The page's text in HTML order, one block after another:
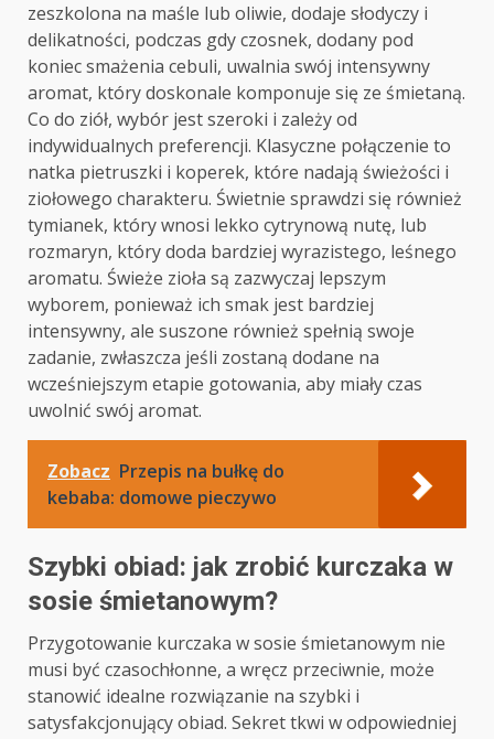
zeszkolona na maśle lub oliwie, dodaje słodyczy i
delikatności, podczas gdy czosnek, dodany pod
koniec smażenia cebuli, uwalnia swój intensywny
aromat, który doskonale komponuje się ze śmietaną.
Co do ziół, wybór jest szeroki i zależy od
indywidualnych preferencji. Klasyczne połączenie to
natka pietruszki i koperek, które nadają świeżości i
ziołowego charakteru. Świetnie sprawdzi się również
tymianek, który wnosi lekko cytrynową nutę, lub
rozmaryn, który doda bardziej wyrazistego, leśnego
aromatu. Świeże zioła są zazwyczaj lepszym
wyborem, ponieważ ich smak jest bardziej
intensywny, ale suszone również spełnią swoje
zadanie, zwłaszcza jeśli zostaną dodane na
wcześniejszym etapie gotowania, aby miały czas
uwolnić swój aromat.
Zobacz Przepis na bułkę do
kebaba: domowe pieczywo
Szybki obiad: jak zrobić kurczaka w
sosie śmietanowym?
Przygotowanie kurczaka w sosie śmietanowym nie
musi być czasochłonne, a wręcz przeciwnie, może
stanowić idealne rozwiązanie na szybki i
satysfakcjonujący obiad. Sekret tkwi w odpowiedniej